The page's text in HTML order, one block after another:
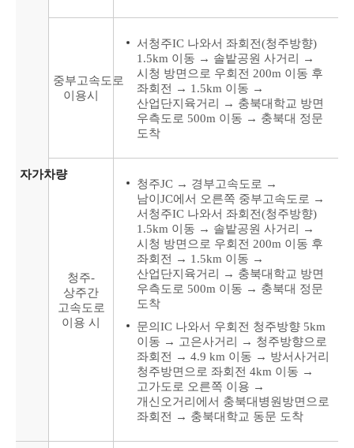
자가차량
중부고속도로
이용시
서청주IC 나와서 좌회전(청주방향)
1.5km 이동 → 솔밭공원 사거리 →
시청 방면으로 우회전 200m 이동 후
좌회전 → 1.5km 이동 →
산업단지육거리 → 충북대학교 방면
우측도로 500m 이동 → 충북대 정문
도착
청주-
상주간
고속도로
이용 시
청주JC → 경부고속도로 →
남이JC에서 오른쪽 중부고속도로 →
서청주IC 나와서 좌회전(청주방향)
1.5km 이동 → 솔밭공원 사거리 →
시청 방면으로 우회전 200m 이동 후
좌회전 → 1.5km 이동 →
산업단지육거리 → 충북대학교 방면
우측도로 500m 이동 → 충북대 정문
도착
문의IC 나와서 우회전 청주방향 5km
이동 → 고은사거리 → 청주방향으로
좌회전 → 4.9 km 이동 → 방서사거리
청주방면으로 좌회전 4km 이동 →
고가도로 오른쪽 이용 →
개신오거리에서 충북대병원방면으로
좌회전 → 충북대학교 동문 도착